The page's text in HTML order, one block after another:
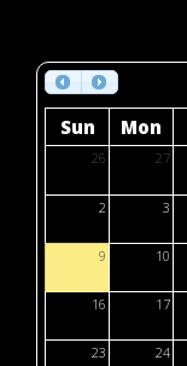
Sun Mon
26 27
2 3
9 10
16 17
23 24